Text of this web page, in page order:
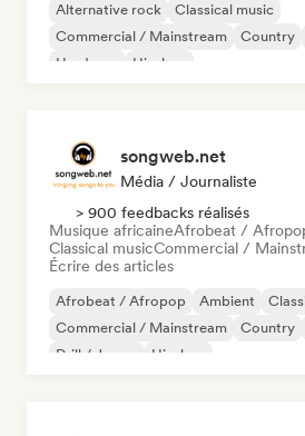
Alternative rock
Classical music
Commercial / Mainstream
Country
Hardcore
Hip-hop
songweb.net
Média / Journaliste
> 900 feedbacks réalisés
Musique africaineAfrobeat /
Classical musicCommercial /
Écrire des articles
Afrobeat / Afropop Ambient
Commercial / Mainstream
Country
Drill / Jersey
Hip-hop